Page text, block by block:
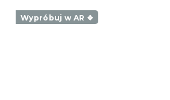
Wypróbuj w AR ❖